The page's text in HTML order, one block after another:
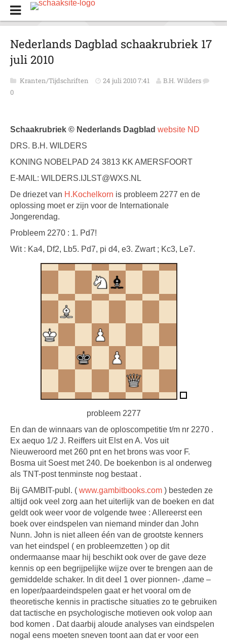
Nederlands Dagblad schaakrubriek 17
juli 2010
Kranten/Tijdschriften 24 juli 2010 7:41
B.H. Wilders
0
Schaakrubriek © Nederlands Dagblad website ND
DRS. B.H. WILDERS
KONING NOBELPAD 24 3813 KK AMERSFOORT
E-MAIL: WILDERS.IJLST@WXS.NL
De driezet van H.Kochelkorn is probleem 2277 en de
oplossing moet er zijn voor de Internationale
Jongerendag.
Probleem 2270 : 1. Pd7!
Wit : Ka4, Df2, Lb5. Pd7, pi d4, e3. Zwart ; Kc3, Le7.
probleem 2277
En dan de winnaars van de oploscompetitie t/m nr 2270 .
Ex aequo 1/2 J. Reiffers uit Elst en A. Vos uit
Nieuweroord met 260 pnt en het brons was voor F.
Bosma uit Soest met 240. De boekenbon is al onderweg
als TNT-post tenminste nog bestaat .
Bij GAMBIT-publ. ( www.gambitbooks.com ) besteden ze
altijd ook veel zorg aan het uiterlijk van de boeken en dat
geldt ook weer voor de volgende twee : Allereerst een
boek over eindspelen van niemand minder dan John
Nunn. John is niet alleen één van de grootste kenners
van het eindspel ( en probleemzetten ) op dit
ondermaanse maar hij beschikt ook over de gave deze
kennis op een begrijpelijke wijze over te brengen aan de
gemiddelde schaker. In dit deel 1 over pionnen- ,dame –
en loper/paardeindspelen gaat er het vooral om de
theoretische kennis in practische situaties zo te gebruiken
dat tactische en psychologische motieven ook volop aan
bod komen . Dat daarbij aloude analyses van eindspelen
nogal eens moeten sneven toont aan dat er voor een